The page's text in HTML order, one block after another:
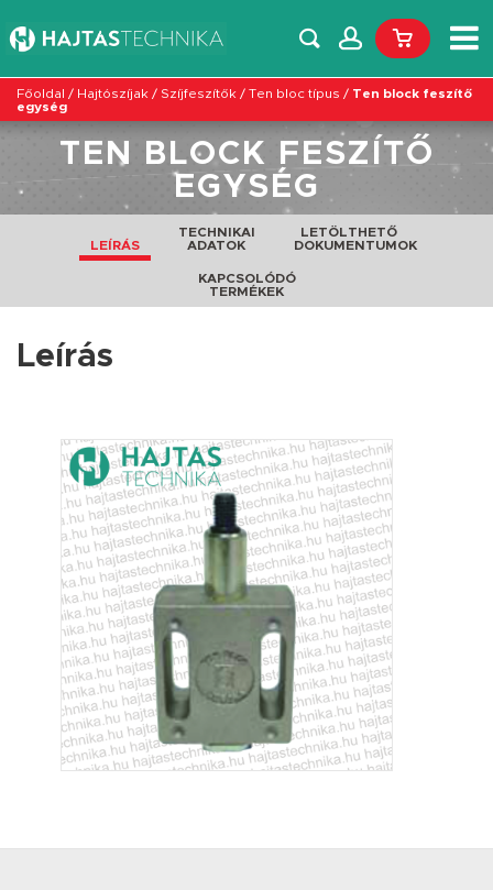
Főoldal / Hajtószíjak / Szíjfeszítők / Ten bloc típus / Ten block feszítő
egység
TEN BLOCK FESZÍTŐ
EGYSÉG
LEÍRÁS
TECHNIKAI
ADATOK
LETÖLTHETŐ
DOKUMENTUMOK
KAPCSOLÓDÓ
TERMÉKEK
Leírás